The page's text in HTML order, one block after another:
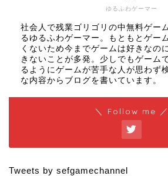
ゆるふわゲーマー
社会人で残業ゴリゴリの中無料ゲー
るゆるふわゲーマー。もともとゲー
くないため今までゲームは好きなの
きないことが多発。少しでもゲーム
るようにゲームが苦手な人が思わず
な内容からブログを書いています。
＼ Follow me ／
Tweets by sefgamechannel